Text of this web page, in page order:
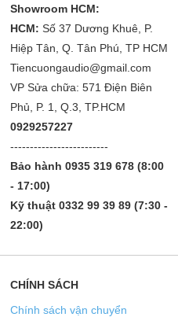
Showroom HCM:
HCM: Số 37 Dương Khuê, P.
Hiệp Tân, Q. Tân Phú, TP HCM
Tiencuongaudio@gmail.com
VP Sửa chữa: 571 Điện Biên
Phủ, P. 1, Q.3, TP.HCM
0929257227
-------------------------
Bảo hành 0935 319 678 (8:00
- 17:00)
Kỹ thuật 0332 99 39 89 (7:30 -
22:00)
CHÍNH SÁCH
Chính sách vận chuyển